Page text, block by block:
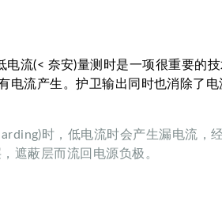
电流(< 奈安)量测时是一项很重要的
电流产生。护卫输出同时也消除了
时，低电流时会产生漏电流，
，遮蔽层而流回电源负极。